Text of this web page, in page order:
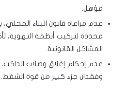
مؤهل.
عدم مراعاة قانون البناء
محددة لتركيب أنظمة التهوية،
المشاكل القانونية.
عدم إحكام إغلاق وصلات
وفقدان جزء كبير من قوة الشفط.